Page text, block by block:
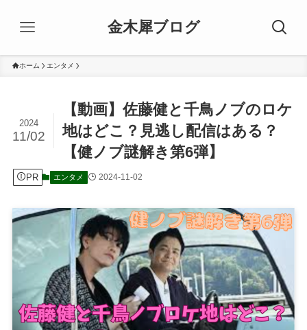
金木犀ブログ
ホーム エンタメ
【動画】佐藤健と千鳥ノブのロケ
地はどこ？見逃し配信はある？
【健ノブ謎解き第6弾】
2024
11/02
PR エンタメ 2024-11-02